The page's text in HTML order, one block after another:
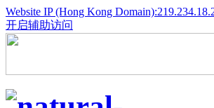
Website IP (Hong Kong
开启辅助访问